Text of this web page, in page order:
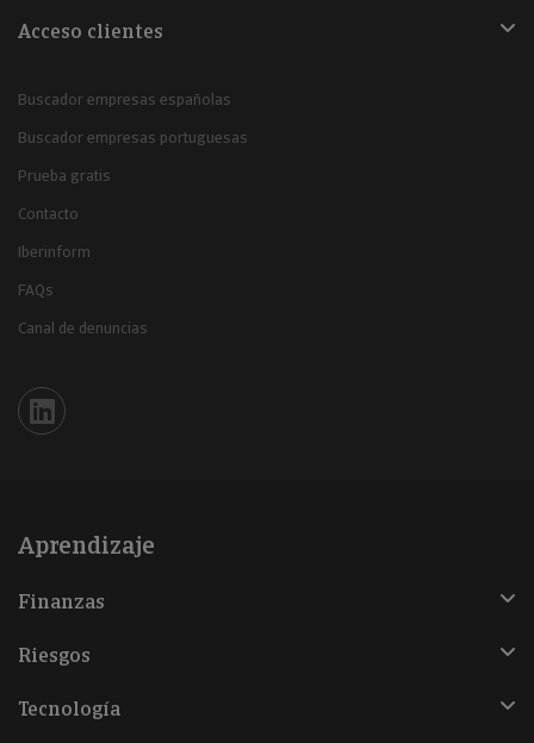
Acceso clientes
Buscador empresas españolas
Buscador empresas portuguesas
Prueba gratis
Contacto
Iberinform
FAQs
Canal de denuncias
Iberinform en Linkedin
Aprendizaje
Finanzas
Riesgos
Tecnología